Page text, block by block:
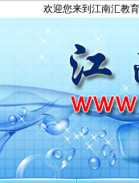
欢迎您来到江南汇教育